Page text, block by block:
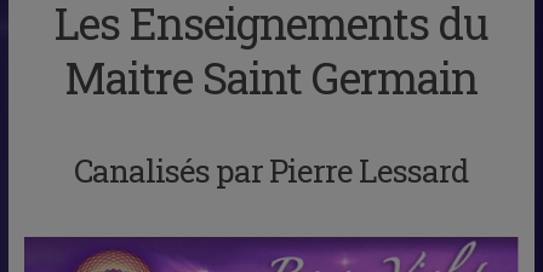
Les Enseignements du
Maitre Saint Germain
Canalisés par Pierre Lessard